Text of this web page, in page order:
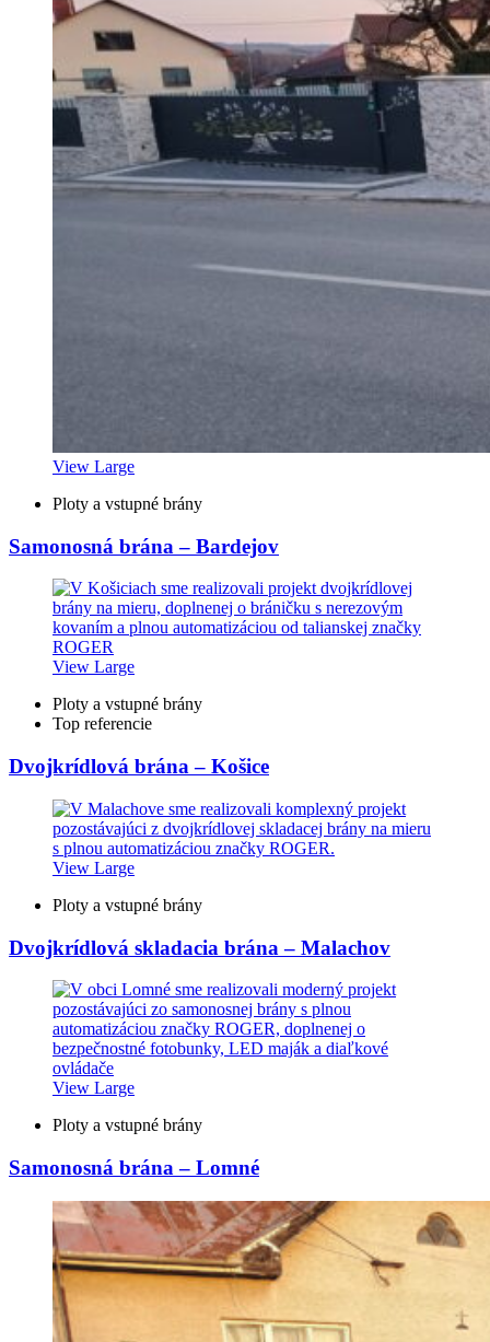
View Large
Ploty a vstupné brány
Samonosná brána – Bardejov
View Large
Ploty a vstupné brány
Top referencie
Dvojkrídlová brána – Košice
View Large
Ploty a vstupné brány
Dvojkrídlová skladacia brána – Malachov
View Large
Ploty a vstupné brány
Samonosná brána – Lomné